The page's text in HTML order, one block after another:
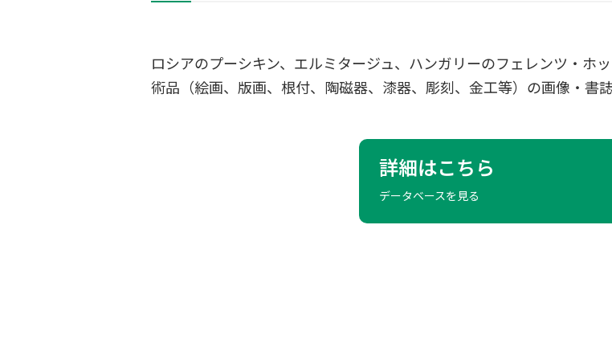
ロシアのプーシキン、エルミタージュ、ハンガリーのフェレンツ・ホ
術品（絵画、版画、根付、陶磁器、漆器、彫刻、金工等）の画像・書誌
詳細はこちら
データベースを見る